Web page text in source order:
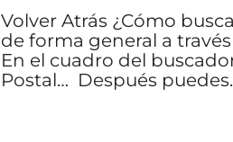
Volver Atrás ¿Cómo
de forma general a
En el cuadro del
Postal… Después